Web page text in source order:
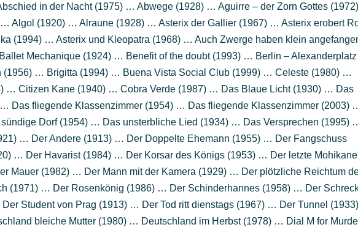
in der Nacht (1975) … Abwege (1928) … Aguirre – der Zorn Gottes
Algol (1920) … Alraune (1928) … Asterix der Gallier (1967) … Asterix erobert
(1994) … Asterix und Kleopatra (1968) … Auch Zwerge haben klein
Mechanique (1924) … Benefit of the doubt (1993) … Berlin – Alexanderplatz
(1956) … Brigitta (1994) … Buena Vista Social Club (1999) … Celeste (1980) …
… Citizen Kane (1940) … Cobra Verde (1987) … Das Blaue Licht (1930) … Das
Das fliegende Klassenzimmer (1954) … Das fliegende Klassenzimmer (2003)
Dorf (1954) … Das unsterbliche Lied (1934) … Das Versprechen (1995)
… Der Andere (1913) … Der Doppelte Ehemann (1955) … Der Fangschuss
… Der Havarist (1984) … Der Korsar des Königs (1953) … Der letzte
Mauer (1982) … Der Mann mit der Kamera (1929) … Der plötzliche Reichtum
(1971) … Der Rosenkönig (1986) … Der Schinderhannes (1958) … Der
Student von Prag (1913) … Der Tod ritt dienstags (1967) … Der Tunnel
bleiche Mutter (1980) … Deutschland im Herbst (1978) … Dial M for